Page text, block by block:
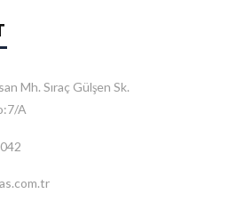
Mh. Sıraç Gülşen Sk.
A